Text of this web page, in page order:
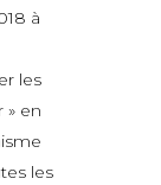
à
les
» en
les